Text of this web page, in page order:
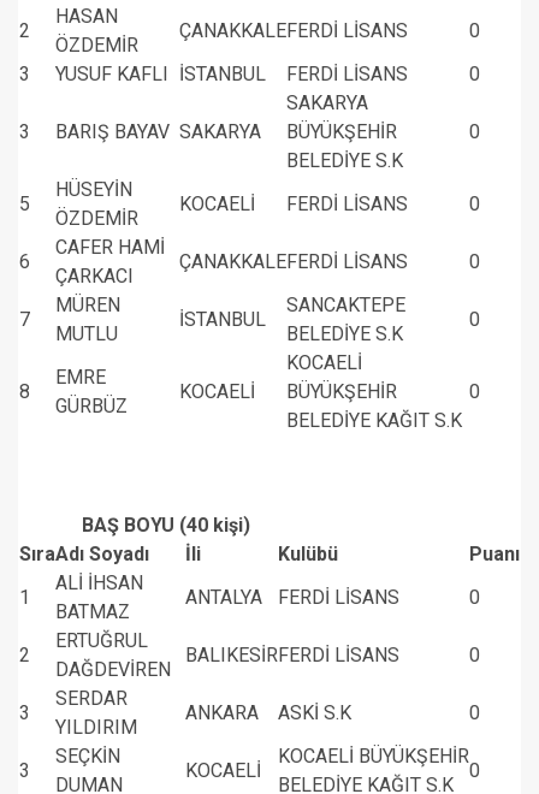
2
HASAN
ÖZDEMİR
ÇANAKKALEFERDİ LİSANS
0
3
YUSUF KAFLI İSTANBUL FERDİ LİSANS 0
3 BARIŞ BAYAV SAKARYA
SAKARYA
BÜYÜKŞEHİR
BELEDİYE S.K
0
5
HÜSEYİN
ÖZDEMİR
KOCAELİ FERDİ LİSANS 0
6
CAFER HAMİ
ÇARKACI
ÇANAKKALEFERDİ LİSANS 0
7
MÜREN
MUTLU
İSTANBUL
SANCAKTEPE
BELEDİYE S.K
0
8
EMRE
GÜRBÜZ
KOCAELİ
KOCAELİ
BÜYÜKŞEHİR
BELEDİYE KAĞIT S.K
0
BAŞ BOYU (40 kişi)
SıraAdı Soyadı İli Kulübü
Puanı
1
ALİ İHSAN
BATMAZ
ANTALYA FERDİ LİSANS 0
2
ERTUĞRUL
DAĞDEVİREN
BALIKESİRFERDİ LİSANS 0
3
SERDAR
YILDIRIM
ANKARA ASKİ S.K 0
3
SEÇKİN
DUMAN
KOCAELİ
KOCAELİ BÜYÜKŞEHİR
BELEDİYE KAĞIT S.K
0